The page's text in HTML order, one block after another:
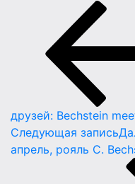
друзей: Bechstein
Следующая запись
апрель, рояль C.